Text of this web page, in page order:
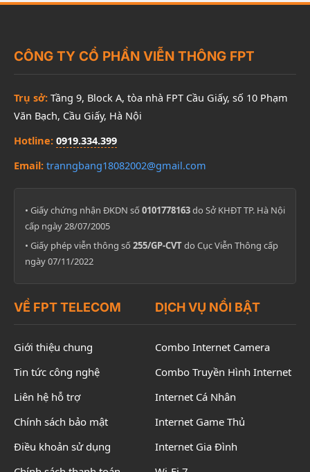
CÔNG TY CỔ PHẦN VIỄN THÔNG FPT
Trụ sở: Tầng 9, Block A, tòa nhà FPT Cầu Giấy, số 10 Phạm
Văn Bạch, Cầu Giấy, Hà Nội
Hotline: 0919.334.399
Email: tranngbang18082002@gmail.com
• Giấy chứng nhận ĐKDN số 0101778163do Sở KHĐT TP. Hà Nội
cấp ngày 28/07/2005
• Giấy phép viễn thông số 255/GP-CVTdo Cục Viễn Thông cấp
ngày 07/11/2022
VỀ FPT TELECOM
Giới thiệu chung
Tin tức công nghệ
Liên hệ hỗ trợ
Chính sách bảo mật
Điều khoản sử dụng
DỊCH VỤ NỔI BẬT
Combo Internet Camera
Combo Truyền Hình Internet
Internet Cá Nhân
Internet Game Thủ
Internet Gia Đình